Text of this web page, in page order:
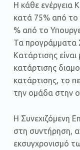
Η κάθε ενέργεια
κατά 75% από το
% από το
Τα προγράμματα
Κατάρτισης είναι
κατάρτισης
κατάρτισης, το
την ομάδα στην
Η Συνεχιζόμενη
στη συντήρηση,
εκσυγχρονισμό